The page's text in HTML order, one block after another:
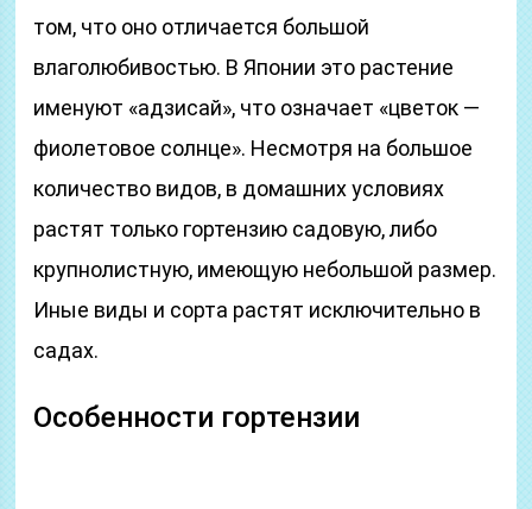
том, что оно отличается большой
влаголюбивостью. В Японии это растение
именуют «адзисай», что означает «цветок ―
фиолетовое солнце». Несмотря на большое
количество видов, в домашних условиях
растят только гортензию садовую, либо
крупнолистную, имеющую небольшой размер.
Иные виды и сорта растят исключительно в
садах.
Особенности гортензии